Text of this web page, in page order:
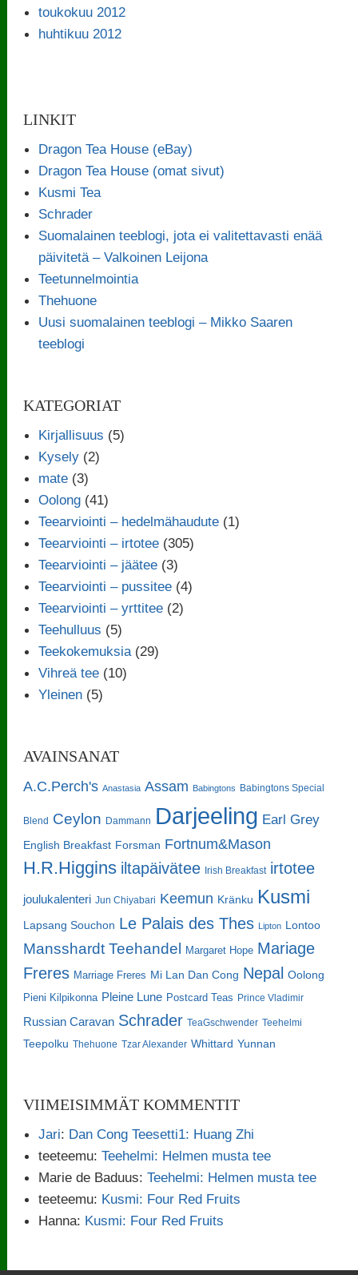
toukokuu 2012
huhtikuu 2012
LINKIT
Dragon Tea House (eBay)
Dragon Tea House (omat sivut)
Kusmi Tea
Schrader
Suomalainen teeblogi, jota ei valitettavasti enää
päivitetä – Valkoinen Leijona
Teetunnelmointia
Thehuone
Uusi suomalainen teeblogi – Mikko Saaren
teeblogi
KATEGORIAT
Kirjallisuus (5)
Kysely (2)
mate (3)
Oolong (41)
Teearviointi – hedelmähaudute (1)
Teearviointi – irtotee (305)
Teearviointi – jäätee (3)
Teearviointi – pussitee (4)
Teearviointi – yrttitee (2)
Teehulluus (5)
Teekokemuksia(29)
Vihreä tee (10)
Yleinen (5)
AVAINSANAT
A.C.Perch's Anastasia Assam Babingtons Babingtons Special
Blend Ceylon Dammann Darjeeling Earl Grey
English Breakfast Forsman Fortnum&Mason
H.R.Higgins iltapäivätee Irish Breakfast irtotee
joulukalenteri Jun Chiyabari Keemun Kränku Kusmi
Lapsang Souchon Le Palais des Thes Lipton Lontoo
Mansshardt Teehandel Margaret Hope Mariage
Freres Marriage Freres Mi Lan Dan Cong Nepal Oolong
Pieni Kilpikonna Pleine Lune Postcard Teas Prince Vladimir
Russian Caravan Schrader TeaGschwender Teehelmi
Teepolku Thehuone Tzar Alexander Whittard Yunnan
VIIMEISIMMÄT KOMMENTIT
Jari: Dan Cong Teesetti1: Huang Zhi
teeteemu:Teehelmi: Helmen musta tee
Marie de Baduus:Teehelmi: Helmen musta tee
teeteemu: Kusmi: Four Red Fruits
Hanna: Kusmi: Four Red Fruits